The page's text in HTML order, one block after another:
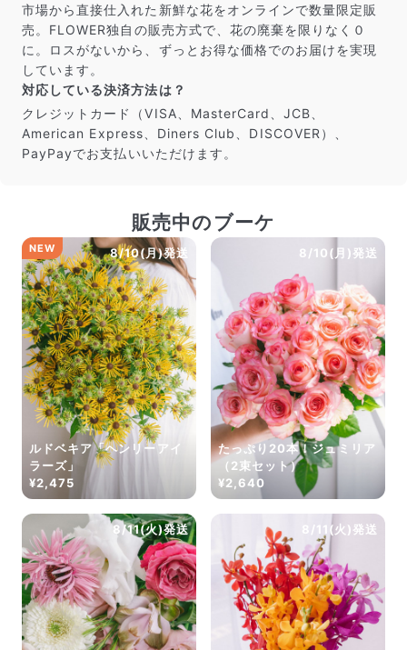
市場から直接仕入れた新鮮な花をオンラインで数量限定販
売。FLOWER独自の販売方式で、花の廃棄を限りなく０
に。ロスがないから、ずっとお得な価格でのお届けを実現
しています。
対応している決済方法は？
クレジットカード（VISA、MasterCard、JCB、
American Express、Diners Club、DISCOVER）、
PayPayでお支払いいただけます。
販売中のブーケ
8/10(月)発送
NEW
ルドベキア「ヘンリーアイ
ラーズ」
¥2,475
8/10(月)発送
たっぷり20本！ジュミリア
（2束セット）
¥2,640
8/11(火)発送 8/11(火)発送